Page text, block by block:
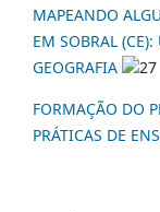
MAPEANDO
EM SOBRAL
GEOGRAFIA
27
FORMAÇÃO DO
PRÁTICAS DE